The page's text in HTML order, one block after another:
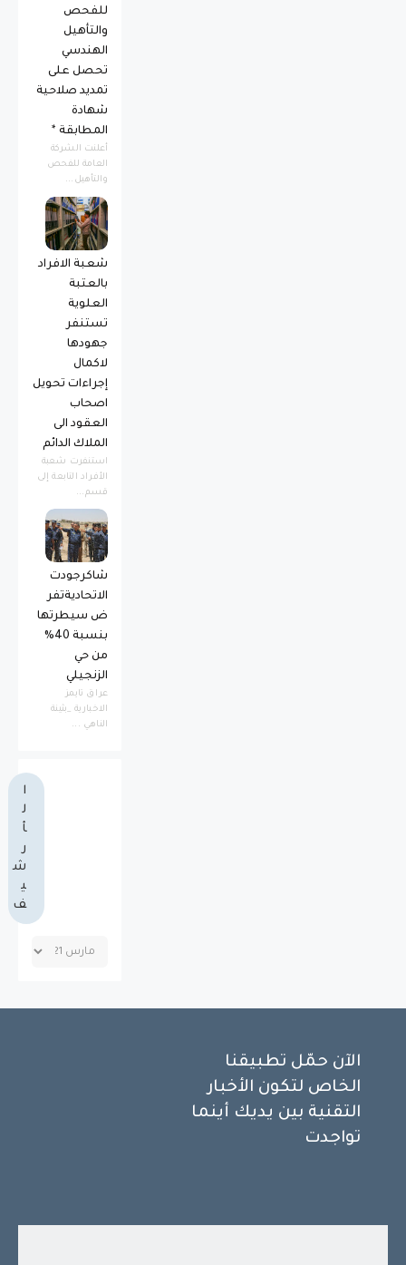
للفحص
والتأهيل
الهندسي
تحصل على
تمديد صلاحية
شهادة
المطابقة *
أعلنت الشركة
العامة للفحص
والتأهيل...
شعبة الافراد
بالعتبة
العلوية
تستنفر
جهودها
لاكمال
إجراءات تحويل
اصحاب
العقود الى
الملاك الدائم
استنفرت شعبة
الأفراد التابعة إلى
قسم...
شاكرجودت
الاتحاديةتفر
ض سيطرتها
بنسبة 40%
من حي
الزنجيلي
عراق تايمز
الاخبارية _بثينة
الناهي ...
ا
ل
أ
ر
ش
ي
ف
الآن حمّل تطبيقنا
الخاص لتكون الأخبار
التقنية بين يديك أينما
تواجدت